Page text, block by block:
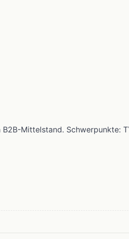
Mittelstand. Schwerpunkte: